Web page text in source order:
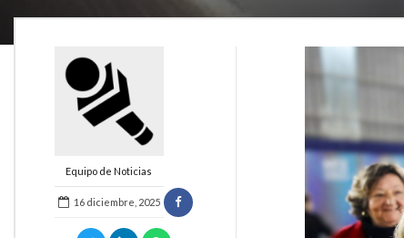
Equipo de Noticias
16 diciembre, 2025